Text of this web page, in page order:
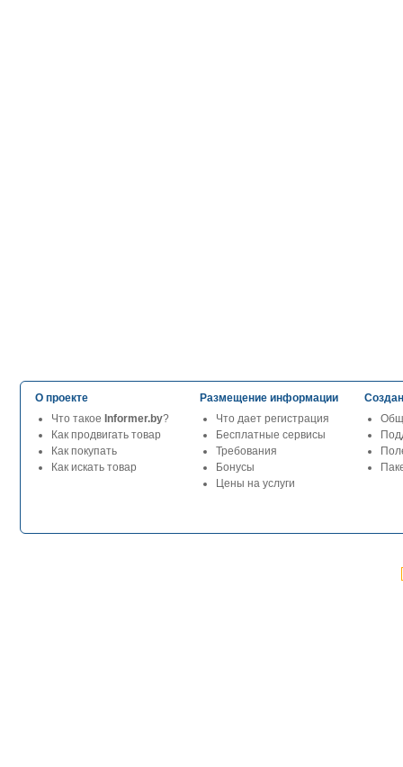
О проекте
Что такое Informer.by?
Как продвигать товар
Как покупать
Как искать товар
Размещение информации
Что дает регистрация
Бесплатные сервисы
Требования
Бонусы
Цены на услуги